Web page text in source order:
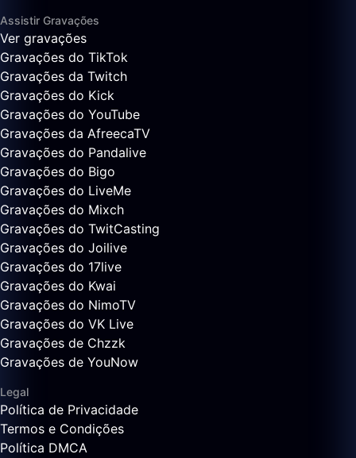
Assistir Gravações
Ver gravações
Gravações do TikTok
Gravações da Twitch
Gravações do Kick
Gravações do YouTube
Gravações da AfreecaTV
Gravações do Pandalive
Gravações do Bigo
Gravações do LiveMe
Gravações do Mixch
Gravações do TwitCasting
Gravações do Joilive
Gravações do 17live
Gravações do Kwai
Gravações do NimoTV
Gravações do VK Live
Gravações de Chzzk
Gravações de YouNow
Legal
Política de Privacidade
Termos e Condições
Política DMCA